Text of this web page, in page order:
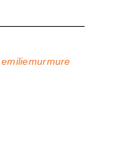
emiliemurmure